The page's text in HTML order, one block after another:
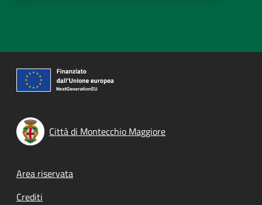
Città di Montecchio Maggiore
Footer menu
Area riservata
Crediti